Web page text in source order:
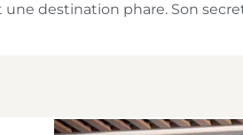
une destination phare. Son